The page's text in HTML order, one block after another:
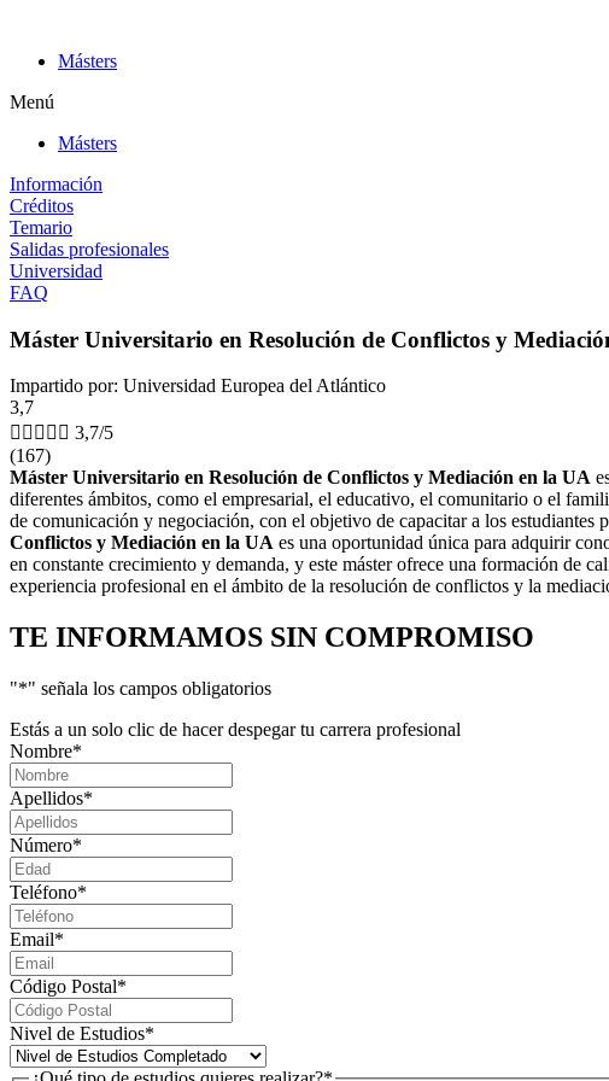
contenidoMásters
Menú
Másters
Información
Créditos
Temario
Salidas profesionales
Universidad
FAQ
Máster Universitario en Resolución de Conflictos y
Impartido por: Universidad Europea del Atlántico
3,7
     3,7/5
(167)
Máster Universitario en Resolución de Conflictos y Mediación en la UA
diferentes ámbitos, como el empresarial, el educativo, el comunitario o el
de comunicación y negociación, con el objetivo de capacitar a los
Conflictos y Mediación en la UA es una oportunidad única para adquirir
en constante crecimiento y demanda, y este máster ofrece una formación de
experiencia profesional en el ámbito de la resolución de conflictos y la
TE INFORMAMOS SIN COMPROMISO
"*" señala los campos obligatorios
Estás a un solo clic de hacer despegar tu carrera profesional
Nombre*
Apellidos*
Número*
Teléfono*
Email*
Código Postal*
Nivel de Estudios*